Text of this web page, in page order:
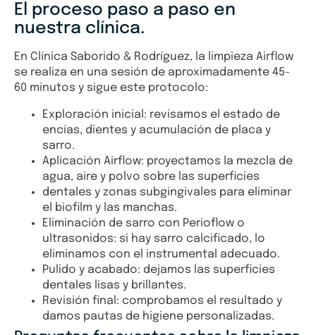
El proceso paso a paso en
nuestra clínica.
En Clínica Saborido & Rodríguez, la limpieza Airflow
se realiza en una sesión de aproximadamente 45-
60 minutos y sigue este protocolo:
Exploración inicial: revisamos el estado de
encías, dientes y acumulación de placa y
sarro.
Aplicación Airflow: proyectamos la mezcla de
agua, aire y polvo sobre las superficies
dentales y zonas subgingivales para eliminar
el biofilm y las manchas.
Eliminación de sarro con Perioflow o
ultrasonidos: si hay sarro calcificado, lo
eliminamos con el instrumental adecuado.
Pulido y acabado: dejamos las superficies
dentales lisas y brillantes.
Revisión final: comprobamos el resultado y
damos pautas de higiene personalizadas.